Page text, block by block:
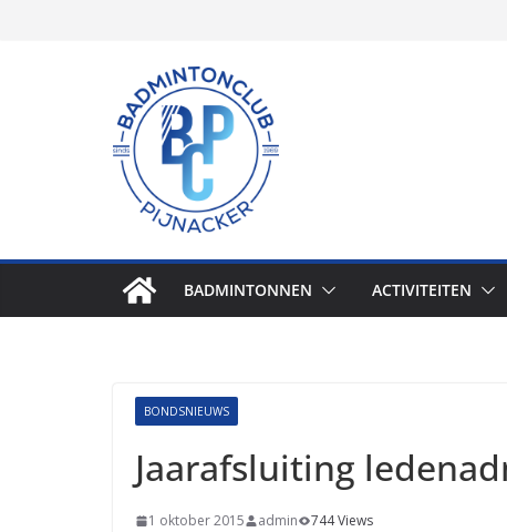
BADMINTONNEN ACTIVITEITEN
BONDSNIEUWS
Jaarafsluiting
1 oktober 2015 admin 744 Views